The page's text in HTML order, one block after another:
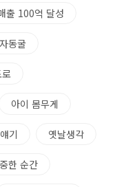
출 100억 달성
동굴
아이 몸무게
기 옛날생각
한 순간